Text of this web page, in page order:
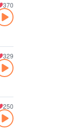
370
329
250